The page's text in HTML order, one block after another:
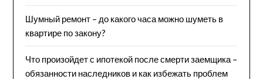
Шумный ремонт – до какого часа можно шуметь в
квартире по закону?
Что произойдет с ипотекой после смерти заемщика –
обязанности наследников и как избежать проблем